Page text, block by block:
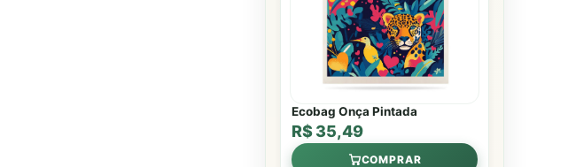
Ecobag Onça Pintada
R$ 35,49
COMPRAR